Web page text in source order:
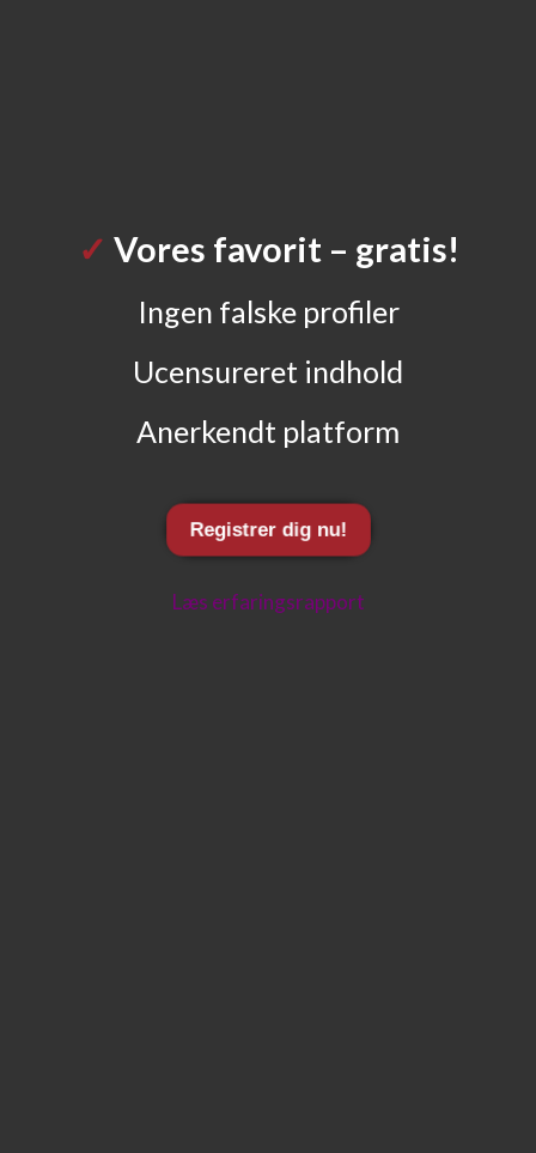
✓ Vores favorit – gratis!
Ingen falske profiler
Ucensureret indhold
Anerkendt platform
Registrer dig nu!
Læs erfaringsrapport